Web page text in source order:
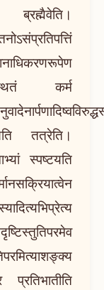
ब्रह्मैवेति।
कर्म
तत्रेति।
स्पष्टयति
प्रतिभातीति